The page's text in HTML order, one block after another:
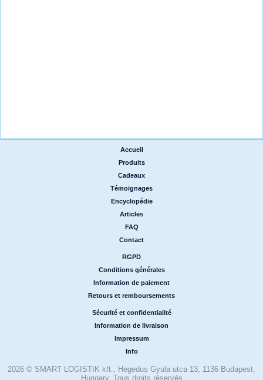
Accueil
Produits
Cadeaux
Témoignages
Encyclopédie
Articles
FAQ
Contact
RGPD
Conditions générales
Information de paiement
Retours et remboursements
Sécurité et confidentialité
Information de livraison
Impressum
Info
2026 © SMART LOGISTIK kft., Hegedus Gyula utca 13, 1136 Budapest,
Hungary, Tous droits réservés